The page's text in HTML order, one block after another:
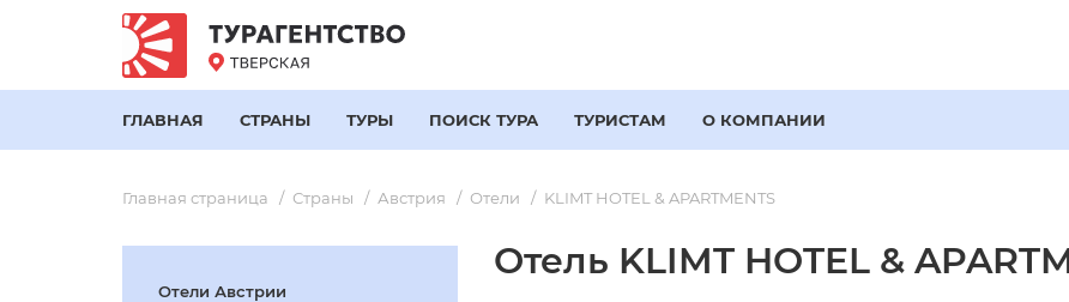
ГЛАВНАЯ СТРАНЫ ТУРЫ ПОИСК ТУРА ТУРИСТАМ О КОМПАНИИ
Главная страница Страны Австрия Отели KLIMT HOTEL & APARTMENTS
Отели Австрии
Отель KLIMT HOTEL &